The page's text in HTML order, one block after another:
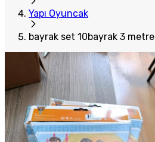
Yapı Oyuncak
bayrak set 10bayrak 3 metre